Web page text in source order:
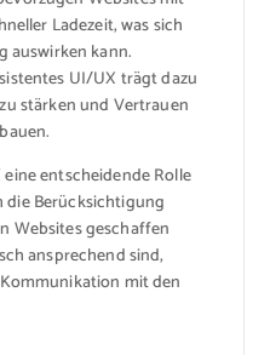
Ladezeit, was sich
auswirken kann.
UI/UX trägt dazu
stärken und Vertrauen
entscheidende Rolle
die Berücksichtigung
Websites geschaffen
ansprechend sind,
mit den